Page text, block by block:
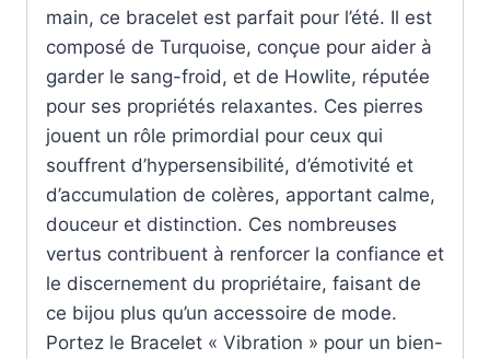
main, ce bracelet est parfait pour l’été. Il est
composé de Turquoise, conçue pour aider à
garder le sang-froid, et de Howlite, réputée
pour ses propriétés relaxantes. Ces pierres
jouent un rôle primordial pour ceux qui
souffrent d’hypersensibilité, d’émotivité et
d’accumulation de colères, apportant calme,
douceur et distinction. Ces nombreuses
vertus contribuent à renforcer la confiance et
le discernement du propriétaire, faisant de
ce bijou plus qu’un accessoire de mode.
Portez le Bracelet « Vibration » pour un bien-